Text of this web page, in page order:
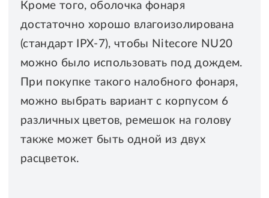
Кроме того, оболочка фонаря
достаточно хорошо влагоизолирована
(стандарт IPX-7), чтобы Nitecore NU20
можно было использовать под дождем.
При покупке такого налобного фонаря,
можно выбрать вариант с корпусом 6
различных цветов, ремешок на голову
также может быть одной из двух
расцветок.